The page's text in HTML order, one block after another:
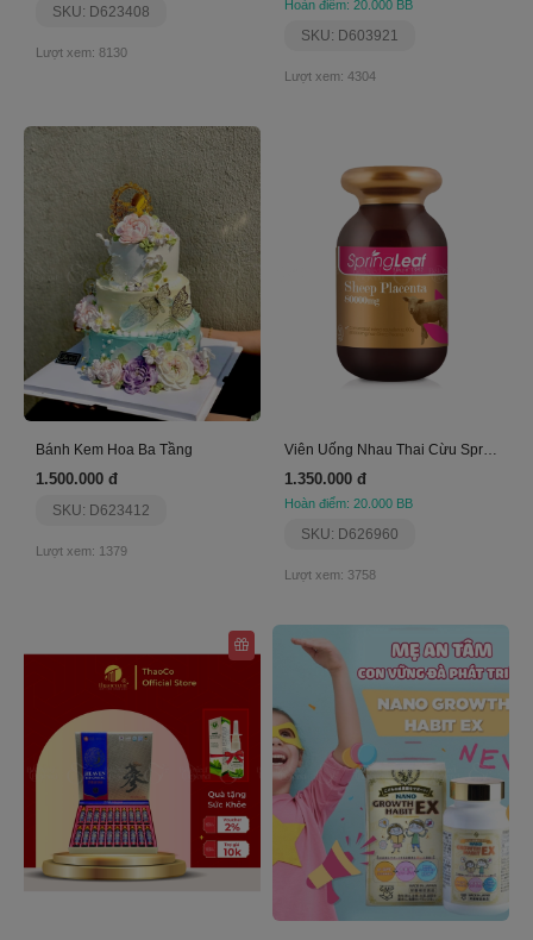
SKU: D623408
Lượt xem: 8130
Hoàn điểm: 20.000 BB
SKU: D603921
Lượt xem: 4304
Bánh Kem Hoa Ba Tầng
1.500.000 đ
SKU: D623412
Lượt xem: 1379
Viên Uống Nhau Thai Cừu Spring Leaf 80000Mg
1.350.000 đ
Hoàn điểm: 20.000 BB
SKU: D626960
Lượt xem: 3758